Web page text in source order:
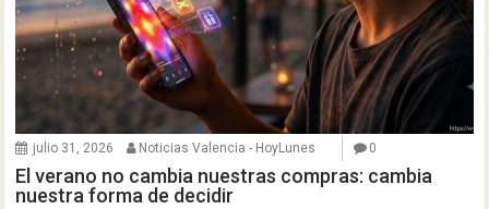
julio 31, 2026 Noticias Valencia - HoyLunes 0
El verano no cambia nuestras compras: cambia
nuestra forma de decidir